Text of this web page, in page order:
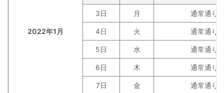
2022年1月
3日 月 通常通り
4日 火 通常通り
5日 水 通常通り
6日 木 通常通り
7日 金 通常通り